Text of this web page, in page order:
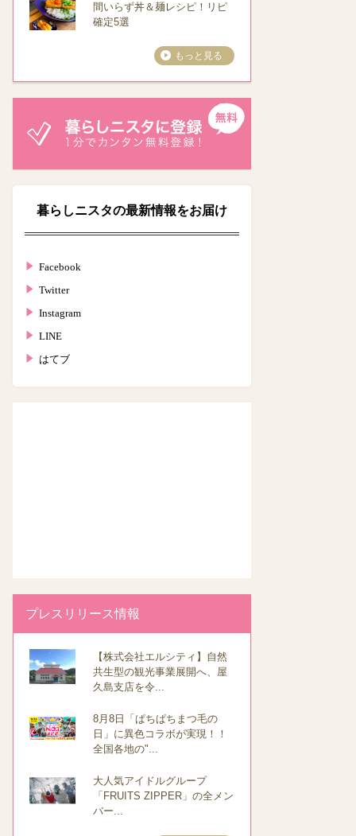
間いらず丼＆麺レシピ！リピ
確定5選
もっと見る
暮らしニスタの最新情報をお届け
Facebook
Twitter
Instagram
LINE
はてブ
プレスリリース情報
【株式会社エルシティ】自然
共生型の観光事業展開へ、屋
久島支店を令...
8月8日「ぱちぱちまつ毛の
日」に異色コラボが実現！！
全国各地の"...
大人気アイドルグループ
「FRUITS ZIPPER」の全メン
バー...